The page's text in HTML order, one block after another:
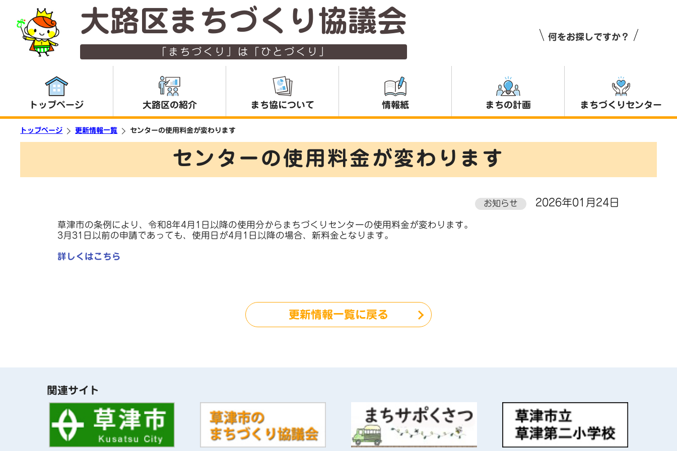
大路区まちづくり協議会
「まちづくり」は「ひとづくり」
何をお探しですか？
トップページ 大路区の紹介 まち協について 情報紙 まちの計画 まちづくりセンター
トップページ 更新情報一覧 センターの使用料金が変わります
センターの使用料金が変わります
お知らせ 2026年01月24日
草津市の条例により、令和8年4月1日以降の使用分からまちづくりセンターの使用料金が変わります。
3月31日以前の申請であっても、使用日が4月1日以降の場合、新料金となります。
詳しくはこちら
更新情報一覧に戻る
関連サイト